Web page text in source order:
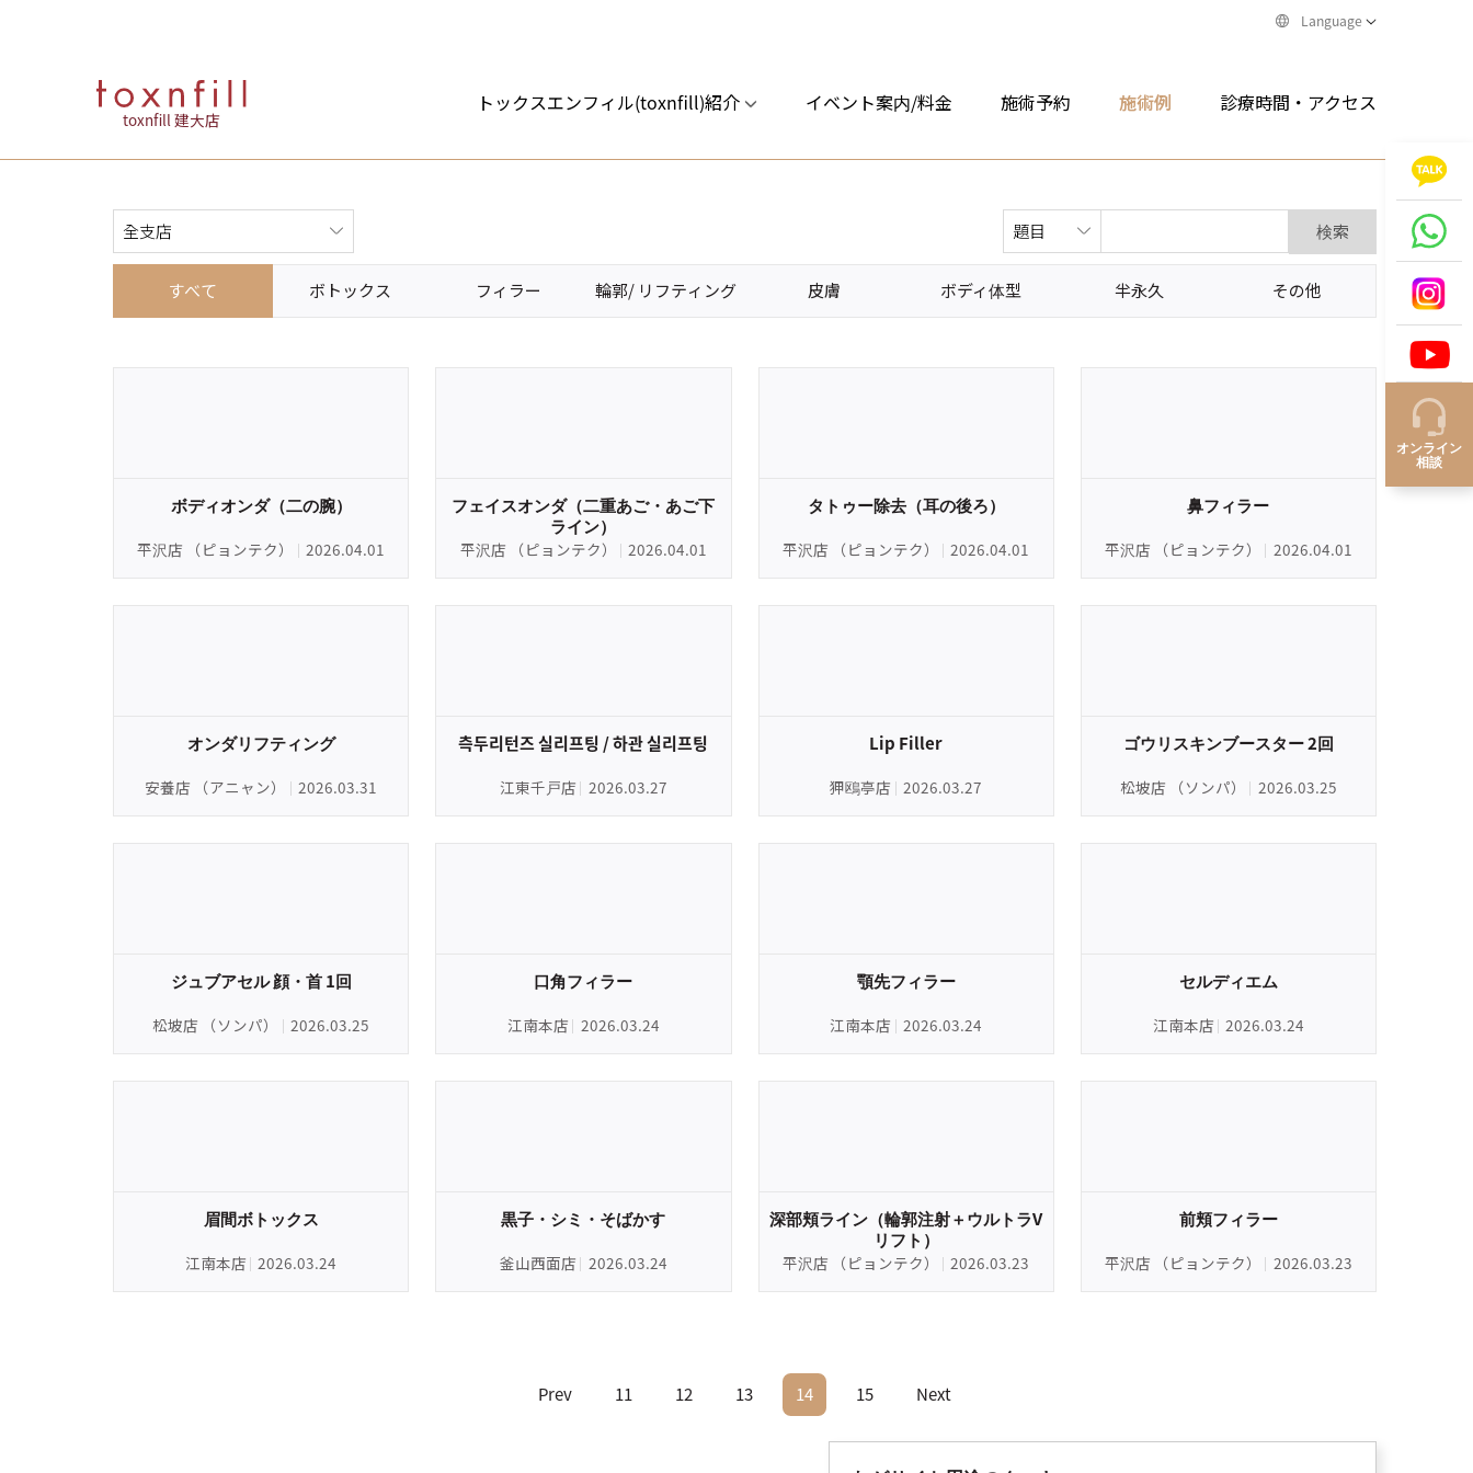
Language
toxnfill 建大店
トックスエンフィル(toxnfill)紹介 イベント案内/料金 施術予約 施術例 診療時間・アクセス
検索
すべて ボトックス フィラー 輪郭/ リフティング 皮膚 ボディ体型 半永久 その他
ボディオンダ（二の腕）
平沢店 （ピョンテク） 2026.04.01
フェイスオンダ（二重あご・あご下
ライン）
平沢店 （ピョンテク） 2026.04.01
タトゥー除去（耳の後ろ）
平沢店 （ピョンテク） 2026.04.01
鼻フィラー
平沢店 （ピョンテク） 2026.04.01
オンダリフティング
安養店 （アニャン） 2026.03.31
측두리턴즈 실리프팅 / 하관 실리프팅
江東千戸店 2026.03.27
Lip Filler
狎鴎亭店 2026.03.27
ゴウリスキンブースター 2回
松坡店 （ソンパ） 2026.03.25
ジュブアセル 顔・首 1回
松坡店 （ソンパ） 2026.03.25
口角フィラー
江南本店 2026.03.24
顎先フィラー
江南本店 2026.03.24
セルディエム
江南本店 2026.03.24
眉間ボトックス
江南本店 2026.03.24
黒子・シミ・そばかす
釜山西面店 2026.03.24
深部頬ライン（輪郭注射＋ウルトラV
リフト）
平沢店 （ピョンテク） 2026.03.23
前頬フィラー
平沢店 （ピョンテク） 2026.03.23
Prev 11 12 13 14 15 Next
オンライン
相談